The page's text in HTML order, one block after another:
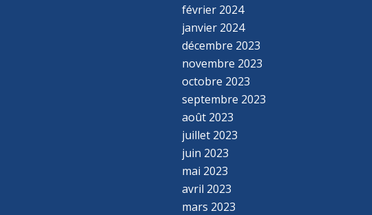
février 2024
janvier 2024
décembre 2023
novembre 2023
octobre 2023
septembre 2023
août 2023
juillet 2023
juin 2023
mai 2023
avril 2023
mars 2023